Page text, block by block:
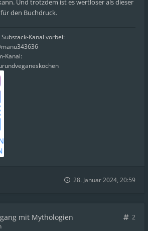
Und trotzdem ist es wertloser als dieser
den Buchdruck.
Kanal vorbei:
Kanal:
28. Januar 2024, 20:59
mit Mythologien
2